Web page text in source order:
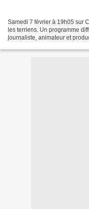
Samedi 7 février à 19h05 sur
les terriens. Un programme
journaliste, animateur et